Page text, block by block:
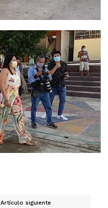
Artículo siguiente